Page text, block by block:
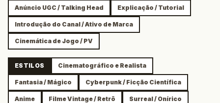
Anúncio UGC / Talking Head Explicação / Tutorial
Introdução do Canal / Ativo de Marca
Cinemática de Jogo / PV
ESTILOS Cinematográfico e Realista
Fantasia / Mágico Cyberpunk / Ficção Científica
Anime Filme Vintage / Retrô Surreal / Onírico